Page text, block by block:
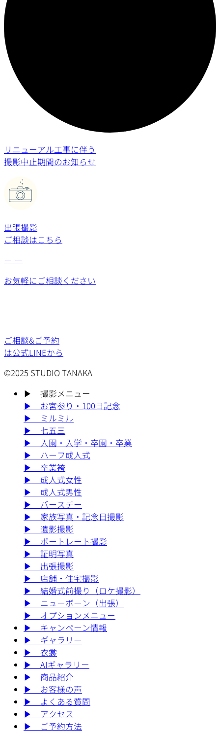
リニューアル工事に伴う
撮影中止期間のお知らせ
出張撮影
ご相談はこちら
ー ー
お気軽にご相談ください
ご相談&ご予約
は公式LINEから
©2025 STUDIO TANAKA
▶︎
撮影メニュー
▶︎
お宮参り・100日記念
▶︎
ミルミル
▶︎
七五三
▶︎
入園・入学・卒園・卒業
▶︎
ハーフ成人式
▶︎
卒業袴
▶︎
成人式女性
▶︎
成人式男性
▶︎
バースデー
▶︎
家族写真・記念日撮影
▶︎
遺影撮影
▶︎
ポートレート撮影
▶︎
証明写真
▶︎
出張撮影
▶︎
店舗・住宅撮影
▶︎
結婚式前撮り（ロケ撮影）
▶︎
ニューボーン（出張）
▶︎
オプションメニュー
▶︎
キャンペーン情報
▶︎
ギャラリー
▶︎
衣裳
▶︎
AIギャラリー
▶︎
商品紹介
▶︎
お客様の声
▶︎
よくある質問
▶︎
アクセス
▶︎
ご予約方法